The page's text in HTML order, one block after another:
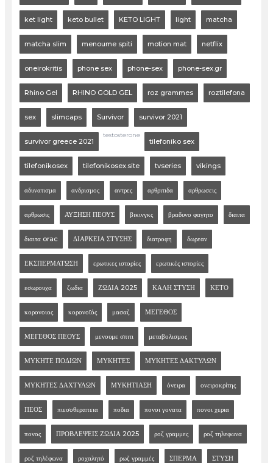
ket light keto bullet KETO LIGHT light matcha
matcha slim menoume spiti motion mat netflix
oneirokritis phone sex phone-sex phone-sex.gr
Rhino Gel RHINO GOLD GEL roz grammes roztilefona
sex slimcaps Survivor survivor 2021
survivor greece 2021
testosterone
tilefoniko sex
tilefonikosex tilefonikosex.site tvseries vikings
αδυνατισμα ανδρισμος αντρες αρθριτιδα αρθρωσεις
αρθρωσις ΑΥΞΗΣΗ ΠΕΟΥΣ βικινγκς βραδυνο φαγητο διαιτα
διαιτα orac ΔΙΑΡΚΕΙΑ ΣΤΥΣΗΣ διατροφη δωρεαν
ΕΚΣΠΕΡΜΑΤΩΣΗ ερωτικες ιστορίες ερωτικές ιστορίες
εσωρουχα ζωδια ΖΩΔΙΑ 2025 ΚΑΛΗ ΣΤΥΣΗ ΚΕΤΟ
κορονοιος κορονοϊός μασαζ ΜΕΓΕΘΟΣ
ΜΕΓΕΘΟΣ ΠΕΟΥΣ μενουμε σπιτι μεταβολισμος
ΜΥΚΗΤΕ ΠΟΔΙΩΝ ΜΥΚΗΤΕΣ ΜΥΚΗΤΕΣ ΔΑΚΤΥΛΩΝ
ΜΥΚΗΤΕΣ ΔΑΧΤΥΛΩΝ ΜΥΚΗΤΙΑΣΗ όνειρα ονειροκρίτης
ΠΕΟΣ πιεσοθεραπεια ποδια πονοι γονατα πονοι χερια
πονος ΠΡΟΒΛΕΨΕΙΣ ΖΩΔΙΑ 2025 ροζ γραμμες ροζ τηλεφωνα
ροζ τηλέφωνα ροχαλητό ρωζ γραμμές ΣΠΕΡΜΑ ΣΤΥΣΗ